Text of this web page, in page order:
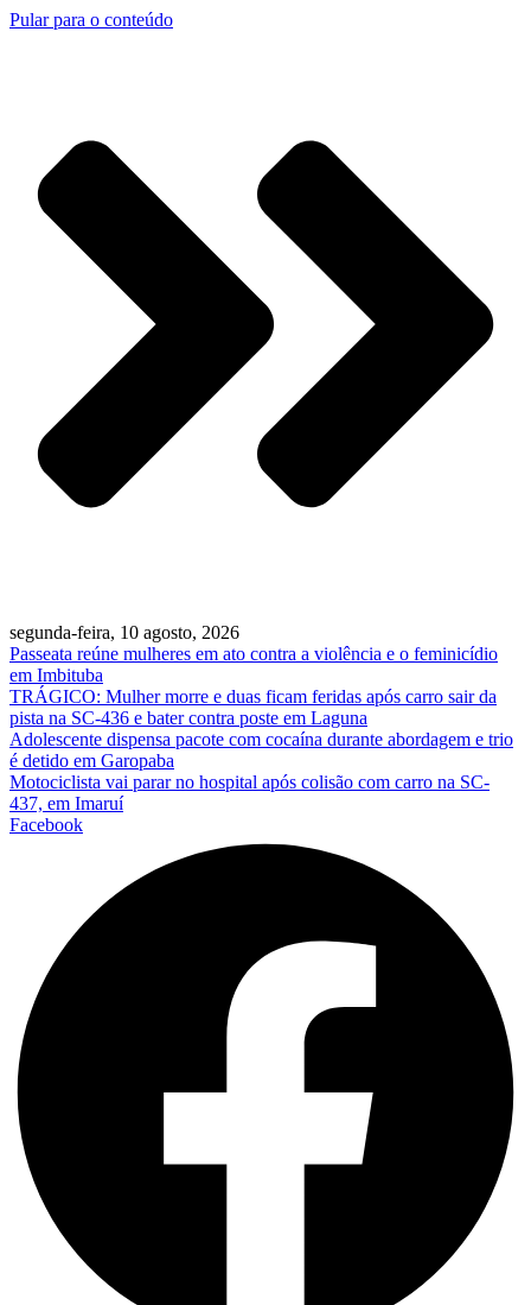
Pular para o conteúdo
segunda-feira, 10 agosto, 2026
Passeata reúne mulheres em ato contra a violência e o feminicídio
em Imbituba
TRÁGICO: Mulher morre e duas ficam feridas após carro sair da
pista na SC-436 e bater contra poste em Laguna
Adolescente dispensa pacote com cocaína durante abordagem e trio
é detido em Garopaba
Motociclista vai parar no hospital após colisão com carro na SC-
437, em Imaruí
Facebook